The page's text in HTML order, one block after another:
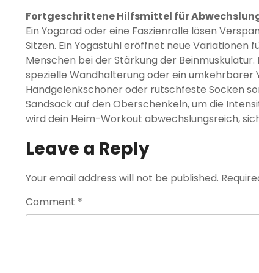
Fortgeschrittene Hilfsmittel für
Ein Yogarad oder eine Faszienrolle lösen
Sitzen. Ein Yogastuhl eröffnet neue
Menschen bei der Stärkung der
spezielle Wandhalterung oder ein umkehrbarer
Handgelenkschoner oder rutschfeste Socken
Sandsack auf den Oberschenkeln, um die
wird dein Heim-Workout abwechslungsreich,
Leave a Reply
Your email address will not be published.
Comment *